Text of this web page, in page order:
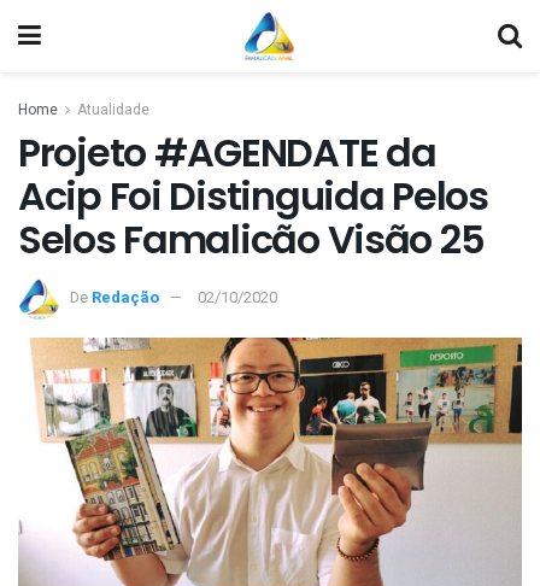
Home Atualidade
Projeto #AGENDATE da
Acip Foi Distinguida Pelos
Selos Famalicão Visão 25
De Redação 02/10/2020